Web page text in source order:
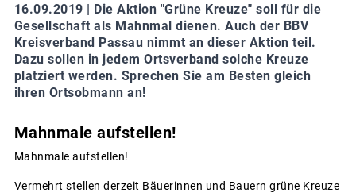
16.09.2019 | Die Aktion "Grüne Kreuze" soll für die
Gesellschaft als Mahnmal dienen. Auch der BBV
Kreisverband Passau nimmt an dieser Aktion teil.
Dazu sollen in jedem Ortsverband solche Kreuze
platziert werden. Sprechen Sie am Besten gleich
ihren Ortsobmann an!
Mahnmale aufstellen!
Mahnmale aufstellen!
Vermehrt stellen derzeit Bäuerinnen und Bauern grüne Kreuze